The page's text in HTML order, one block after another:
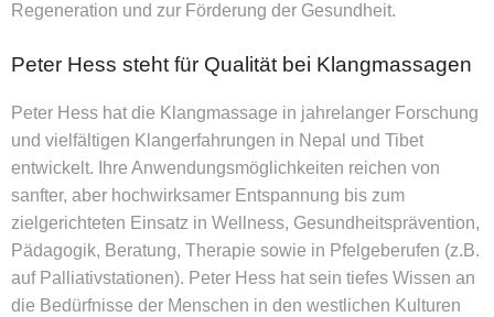
Regeneration und zur Förderung der Gesundheit.
Peter Hess steht für Qualität bei Klangmassagen
Peter Hess hat die Klangmassage in jahrelanger Forschung
und vielfältigen Klangerfahrungen in Nepal und Tibet
entwickelt. Ihre Anwendungsmöglichkeiten reichen von
sanfter, aber hochwirksamer Entspannung bis zum
zielgerichteten Einsatz in Wellness, Gesundheitsprävention,
Pädagogik, Beratung, Therapie sowie in Pfelgeberufen (z.B.
auf Palliativstationen). Peter Hess hat sein tiefes Wissen an
die Bedürfnisse der Menschen in den westlichen Kulturen